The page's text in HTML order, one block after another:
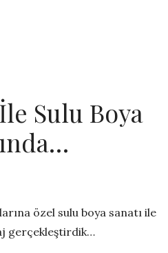
Sulu Boya
özel sulu boya sanatı ile
gerçekleştirdik…